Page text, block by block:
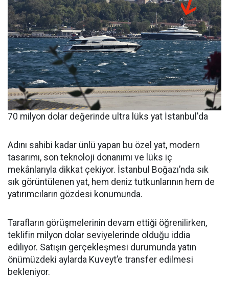
70 milyon dolar değerinde ultra lüks yat İstanbul'da
Adını sahibi kadar ünlü yapan bu özel yat, modern
tasarımı, son teknoloji donanımı ve lüks iç
mekânlarıyla dikkat çekiyor. İstanbul Boğazı’nda sık
sık görüntülenen yat, hem deniz tutkunlarının hem de
yatırımcıların gözdesi konumunda.
Tarafların görüşmelerinin devam ettiği öğrenilirken,
teklifin milyon dolar seviyelerinde olduğu iddia
ediliyor. Satışın gerçekleşmesi durumunda yatın
önümüzdeki aylarda Kuveyt’e transfer edilmesi
bekleniyor.